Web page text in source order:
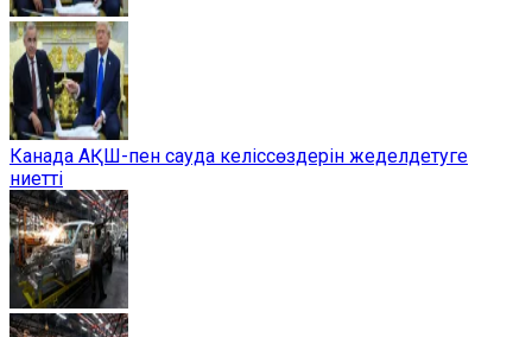
Канада АҚШ-пен сауда келіссөздерін жеделдетуге
ниетті